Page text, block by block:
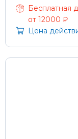
Бесплатная
от 12000 ₽
Цена